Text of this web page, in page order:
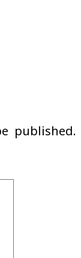
published.